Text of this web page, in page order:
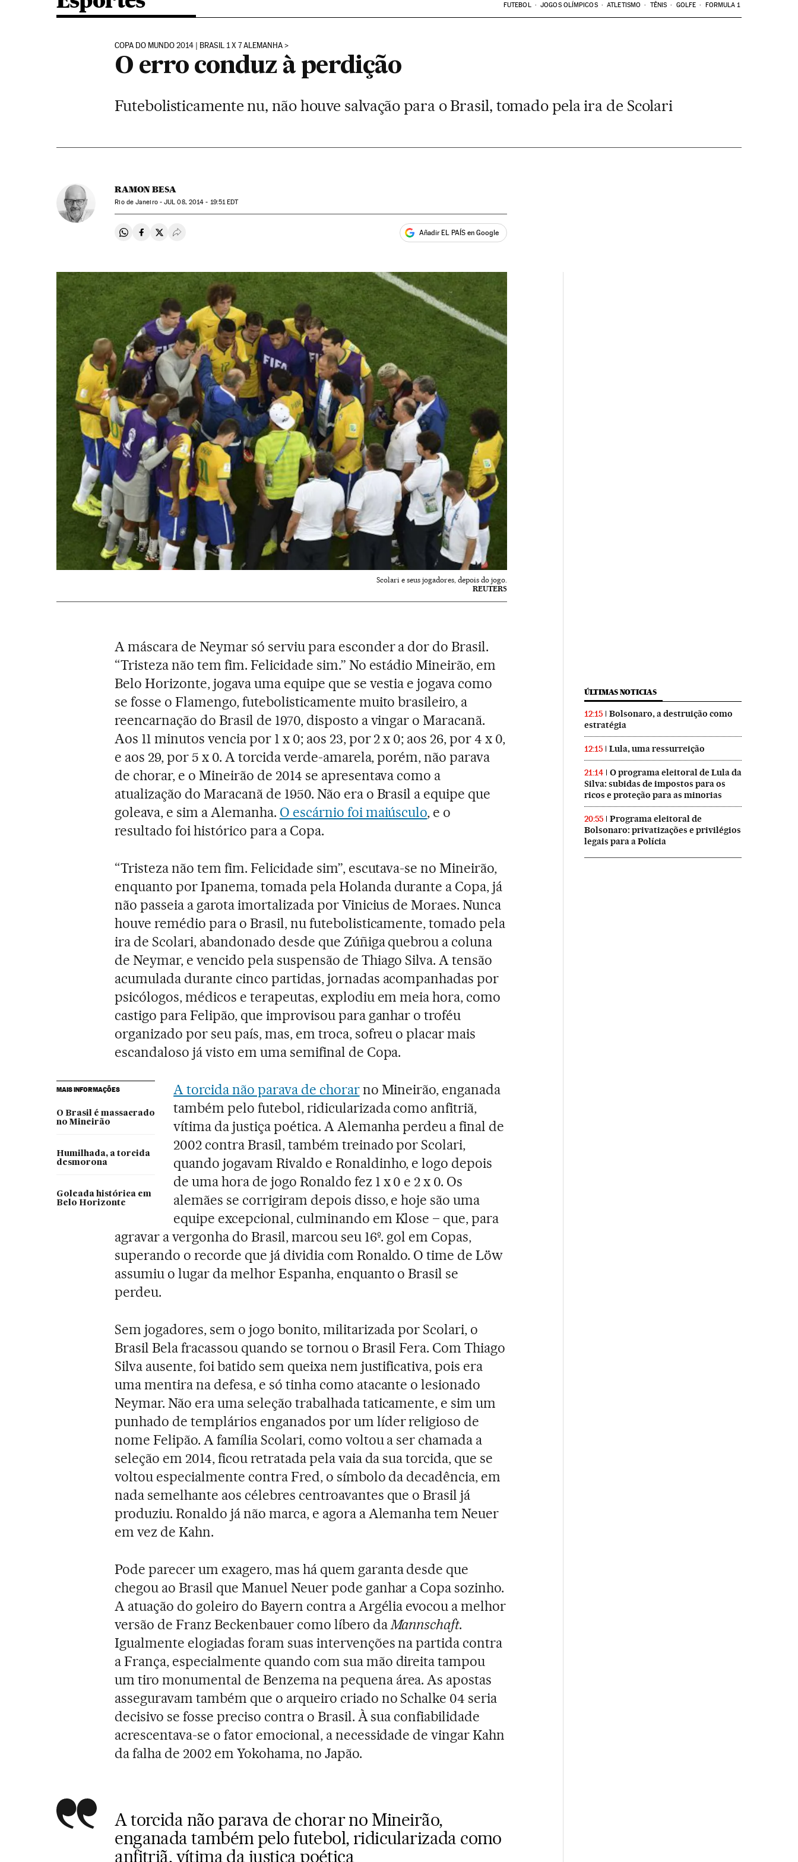
FUTEBOL JOGOS OLÍMPICOS ATLETISMO TÊNIS GOLFE FORMULA 1
COPA DO MUNDO 2014 | BRASIL 1 X 7 ALEMANHA
O erro conduz à perdição
Futebolisticamente nu, não houve salvação para o Brasil, tomado pela ira de Scolari
RAMON BESA
Rio de Janeiro -JUL 08, 2014 - 19:51EDT
Compartir en Whatsapp
Compartir en Facebook
Compartir en Twitter
Desplegar Redes Sociales Añadir EL PAÍS en Google
Scolari e seus jogadores, depois do jogo.
REUTERS
A máscara de Neymar só serviu para esconder a dor do Brasil.
“Tristeza não tem fim. Felicidade sim.” No estádio Mineirão, em
Belo Horizonte, jogava uma equipe que se vestia e jogava como
se fosse o Flamengo, futebolisticamente muito brasileiro, a
reencarnação do Brasil de 1970, disposto a vingar o Maracanã.
Aos 11 minutos vencia por 1 x 0; aos 23, por 2 x 0; aos 26, por 4 x 0,
e aos 29, por 5 x 0. A torcida verde-amarela, porém, não parava
de chorar, e o Mineirão de 2014 se apresentava como a
atualização do Maracanã de 1950. Não era o Brasil a equipe que
goleava, e sim a Alemanha. O escárnio foi maiúsculo, e o
resultado foi histórico para a Copa.
“Tristeza não tem fim. Felicidade sim”, escutava-se no Mineirão,
enquanto por Ipanema, tomada pela Holanda durante a Copa, já
não passeia a garota imortalizada por Vinicius de Moraes. Nunca
houve remédio para o Brasil, nu futebolisticamente, tomado pela
ira de Scolari, abandonado desde que Zúñiga quebrou a coluna
de Neymar, e vencido pela suspensão de Thiago Silva. A tensão
acumulada durante cinco partidas, jornadas acompanhadas por
psicólogos, médicos e terapeutas, explodiu em meia hora, como
castigo para Felipão, que improvisou para ganhar o troféu
organizado por seu país, mas, em troca, sofreu o placar mais
escandaloso já visto em uma semifinal de Copa.
MAIS INFORMAÇÕES
O Brasil é massacrado
no Mineirão
Humilhada, a torcida
desmorona
Goleada histórica em
Belo Horizonte
A torcida não parava de chorarno Mineirão, enganada
também pelo futebol, ridicularizada como anfitriã,
vítima da justiça poética. A Alemanha perdeu a final de
2002 contra Brasil, também treinado por Scolari,
quando jogavam Rivaldo e Ronaldinho, e logo depois
de uma hora de jogo Ronaldo fez 1 x 0 e 2 x 0. Os
alemães se corrigiram depois disso, e hoje são uma
equipe excepcional, culminando em Klose – que, para
agravar a vergonha do Brasil, marcou seu 16º. gol em Copas,
superando o recorde que já dividia com Ronaldo. O time de Löw
assumiu o lugar da melhor Espanha, enquanto o Brasil se
perdeu.
Sem jogadores, sem o jogo bonito, militarizada por Scolari, o
Brasil Bela fracassou quando se tornou o Brasil Fera. Com Thiago
Silva ausente, foi batido sem queixa nem justificativa, pois era
uma mentira na defesa, e só tinha como atacante o lesionado
Neymar. Não era uma seleção trabalhada taticamente, e sim um
punhado de templários enganados por um líder religioso de
nome Felipão. A família Scolari, como voltou a ser chamada a
seleção em 2014, ficou retratada pela vaia da sua torcida, que se
voltou especialmente contra Fred, o símbolo da decadência, em
nada semelhante aos célebres centroavantes que o Brasil já
produziu. Ronaldo já não marca, e agora a Alemanha tem Neuer
em vez de Kahn.
Pode parecer um exagero, mas há quem garanta desde que
chegou ao Brasil que Manuel Neuer pode ganhar a Copa sozinho.
A atuação do goleiro do Bayern contra a Argélia evocou a melhor
versão de Franz Beckenbauer como líbero daMannschaft.
Igualmente elogiadas foram suas intervenções na partida contra
a França, especialmente quando com sua mão direita tampou
um tiro monumental de Benzema na pequena área. As apostas
asseguravam também que o arqueiro criado no Schalke 04 seria
decisivo se fosse preciso contra o Brasil. À sua confiabilidade
acrescentava-se o fator emocional, a necessidade de vingar Kahn
da falha de 2002 em Yokohama, no Japão.
A torcida não parava de chorar no Mineirão,
enganada também pelo futebol, ridicularizada como
anfitriã, vítima da justiça poética
ÚLTIMAS NOTICIAS
12:15
Bolsonaro, a destruição como
estratégia
12:15 Lula, uma ressurreição
21:14
O programa eleitoral de Lula da
Silva: subidas de impostos para os
ricos e proteção para as minorias
20:55
Programa eleitoral de
Bolsonaro: privatizações e privilégios
legais para a Polícia